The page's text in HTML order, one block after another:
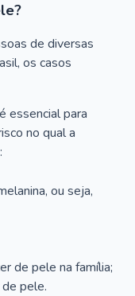
de diversas
os casos
essencial para
no qual a
ou seja,
de pele na família;
pele.